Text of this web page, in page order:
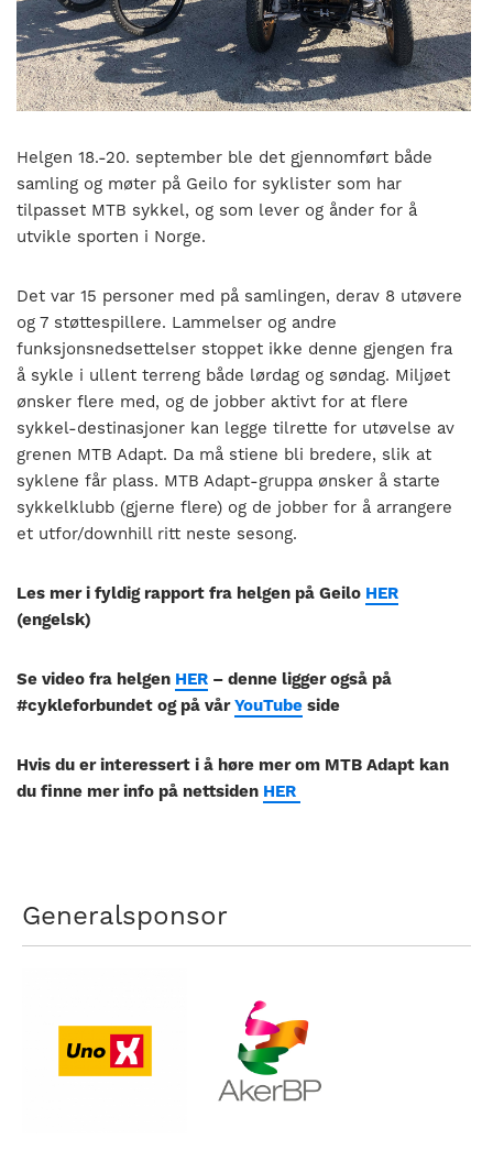
til
bli
en
Helgen 18.-20. september ble det gjennomført både
samling og møter på Geilo for syklister som har
tilpasset MTB sykkel, og som lever og ånder for å
utvikle sporten i Norge.
Det var 15 personer med på samlingen, derav 8 utøvere
og 7 støttespillere. Lammelser og andre
funksjonsnedsettelser stoppet ikke denne gjengen fra
å sykle i ullent terreng både lørdag og søndag. Miljøet
ønsker flere med, og de jobber aktivt for at flere
sykkel-destinasjoner kan legge tilrette for utøvelse av
grenen MTB Adapt. Da må stiene bli bredere, slik at
syklene får plass. MTB Adapt-gruppa ønsker å starte
sykkelklubb (gjerne flere) og de jobber for å arrangere
et utfor/downhill ritt neste sesong.
Les mer i fyldig rapport fra helgen på Geilo HER
(engelsk)
Se video fra helgen HER – denne ligger også på
#cykleforbundet og på vårYouTube side
Hvis du er interessert i å høre mer om MTB Adapt kan
du finne mer info på nettsiden HER
Generalsponsor